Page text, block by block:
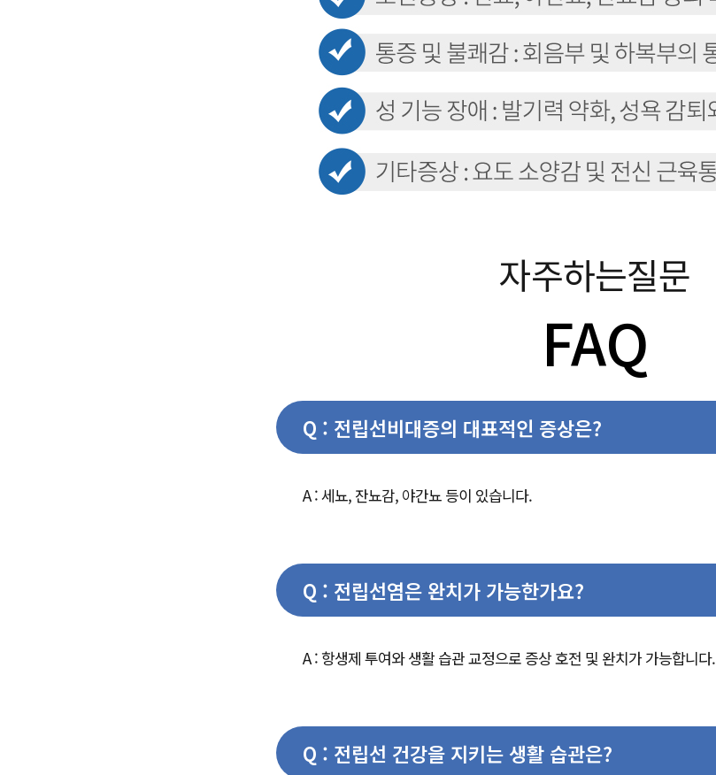
자주하는질문
FAQ
Q : 전립선비대증의 대표적인 증상은?
A : 세뇨, 잔뇨감, 야간뇨 등이 있습니다.
Q : 전립선염은 완치가 가능한가요?
A : 항생제 투여와 생활 습관 교정으로 증상 호전 및 완치가 가능합니다.
Q : 전립선 건강을 지키는 생활 습관은?